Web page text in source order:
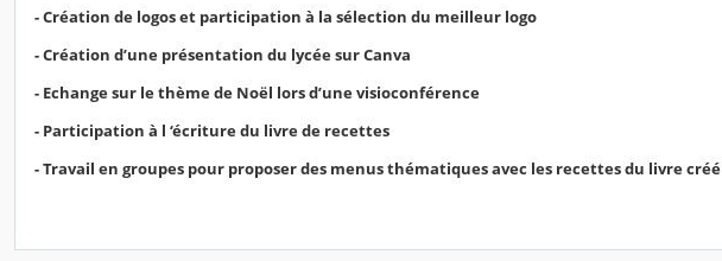
- Création de logos et participation à la sélection du meilleur logo
- Création d’une présentation du lycée sur Canva
- Echange sur le thème de Noël lors d’une visioconférence
- Participation à l ‘écriture du livre de recettes
- Travail en groupes pour proposer des menus thématiques avec les recettes du livre créé